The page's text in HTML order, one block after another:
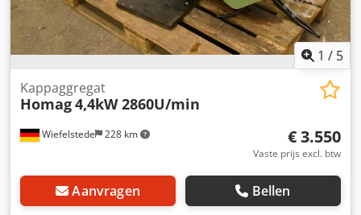
1 / 5
Wiefelstede 228 km
Kappaggregat
Homag4,4kW 2860U/min
€ 3.550
Vaste prijs excl. btw
Aanvragen Bellen